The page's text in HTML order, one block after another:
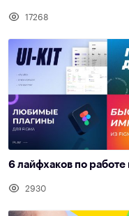
17268
6 лайфхаков по работе
2930